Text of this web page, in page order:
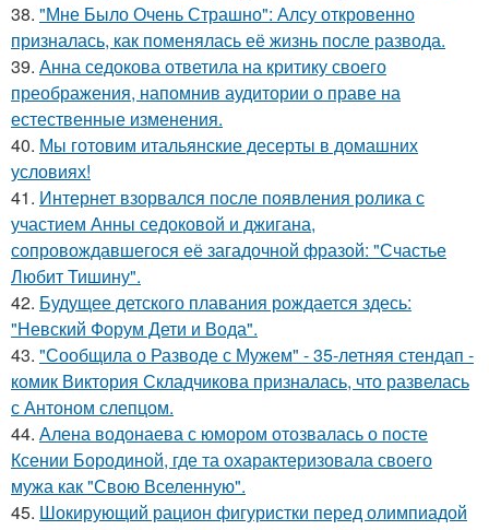
38. "Мне Было Очень Страшно": Алсу откровенно
призналась, как поменялась её жизнь после развода.
39. Анна седокова ответила на критику своего
преображения, напомнив аудитории о праве на
естественные изменения.
40. Мы готовим итальянские десерты в домашних
условиях!
41. Интернет взорвался после появления ролика с
участием Анны седоковой и джигана,
сопровождавшегося её загадочной фразой: "Счастье
Любит Тишину".
42. Будущее детского плавания рождается здесь:
"Невский Форум Дети и Вода".
43. "Сообщила о Разводе с Мужем" - 35-летняя стендап -
комик Виктория Складчикова призналась, что развелась
с Антоном слепцом.
44. Алена водонаева с юмором отозвалась о посте
Ксении Бородиной, где та охарактеризовала своего
мужа как "Свою Вселенную".
45. Шокирующий рацион фигуристки перед олимпиадой